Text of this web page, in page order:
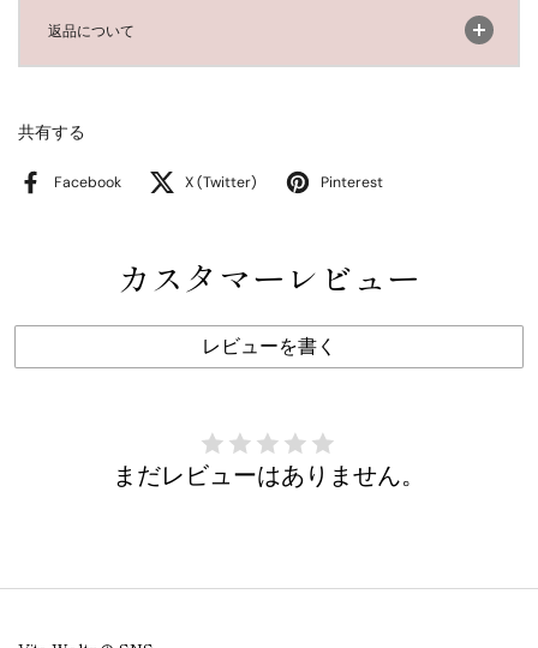
返品について
共有する
Facebook X (Twitter) Pinterest
カスタマーレビュー
レビューを書く
まだレビューはありません。